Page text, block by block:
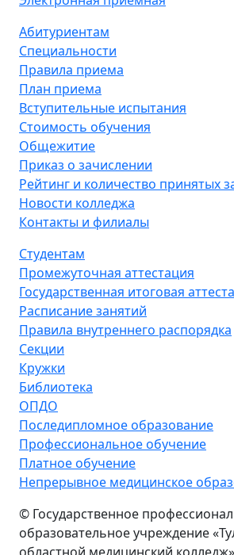
Абитуриентам
Специальности
Правила приема
План приема
Вступительные испытания
Стоимость обучения
Общежитие
Приказ о зачислении
Рейтинг и количество принятых
Новости колледжа
Контакты и филиалы
Студентам
Промежуточная аттестация
Государственная итоговая
Расписание занятий
Правила внутреннего распорядка
Секции
Кружки
Библиотека
ОПДО
Последипломное образование
Профессиональное обучение
Платное обучение
Непрерывное медицинское
© Государственное
образовательное учреждение